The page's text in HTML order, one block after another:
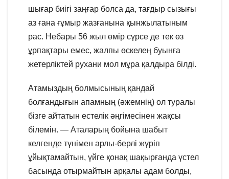
шығар биігі заңғар болса да, тағдыр сызығы
аз ғана ғұмыр жазғанына қынжылатыным
рас. Небары 56 жыл өмір сүрсе де тек өз
ұрпақтары емес, жалпы өскелең буынға
жетерліктей рухани мол мұра қалдыра білді.
Атамыздың болмысының қандай
болғандығын апамның (әжемнің) ол туралы
бізге айтатын естелік әңгімесінен жақсы
білемін. — Аталарың бойына шабыт
келгенде түнімен арлы-берлі жүріп
ұйықтамайтын, үйге қонақ шақырғанда үстел
басында отырмайтын арқалы адам болды,